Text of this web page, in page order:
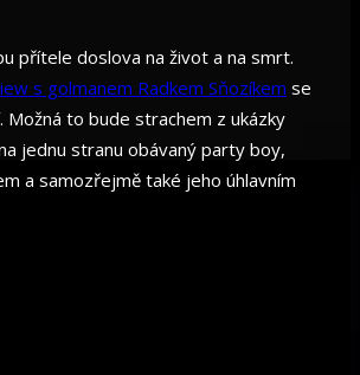
přítele doslova na život a na smrt.
s golmanem Radkem Sňozíkem se
to bude strachem z ukázky
jednu stranu obávaný party boy,
a samozřejmě také jeho úhlavním